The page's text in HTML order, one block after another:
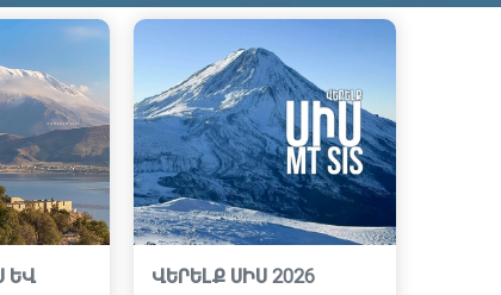
ԵՎ
ՎԵՐԵԼՔ ՍԻՍ 2026